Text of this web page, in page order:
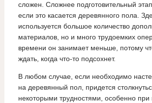
сложен. Сложнее подготовительный
если это касается деревянного пола.
используется большое количество
материалов, но и много трудоемких
времени он занимает меньше, потому
ждать, когда что-то подсохнет.
В любом случае, если необходимо
на деревянный пол, придется
некоторыми трудностями, особенно при